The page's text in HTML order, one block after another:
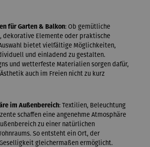
für Garten & Balkon: Ob gemütliche
dekorative Elemente oder praktische
bietet vielfältige Möglichkeiten,
und einladend zu gestalten.
und wetterfeste Materialien sorgen dafür,
auch im Freien nicht zu kurz
im Außenbereich: Textilien, Beleuchtung
schaffen eine angenehme Atmosphäre
zu einer natürlichen
So entsteht ein Ort, der
gleichermaßen ermöglicht.